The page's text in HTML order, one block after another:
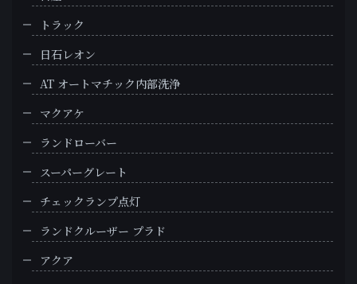
トラック
日石レオン
AT オートマチック内部洗浄
マクアケ
ランドローバー
スーパーグレート
チェックランプ点灯
ランドクルーザー プラド
アクア